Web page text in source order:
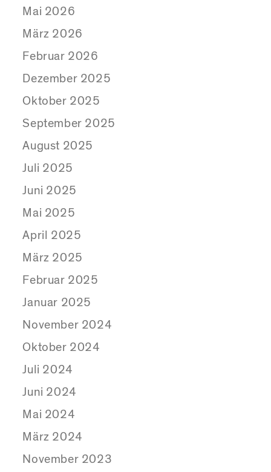
Mai 2026
März 2026
Februar 2026
Dezember 2025
Oktober 2025
September 2025
August 2025
Juli 2025
Juni 2025
Mai 2025
April 2025
März 2025
Februar 2025
Januar 2025
November 2024
Oktober 2024
Juli 2024
Juni 2024
Mai 2024
März 2024
November 2023